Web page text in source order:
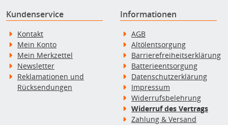
Kundenservice
Kontakt
Mein Konto
Mein Merkzettel
Newsletter
Reklamationen und
Rücksendungen
Informationen
AGB
Altölentsorgung
Barrierefreiheitserklärung
Batterieentsorgung
Datenschutzerklärung
Impressum
Widerrufsbelehrung
Widerruf des Vertrags
Zahlung & Versand